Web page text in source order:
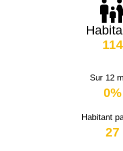
114
Sur 12
0%
Habitant
27